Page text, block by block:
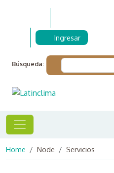
Skip to main content
Ingresar
Búsqueda:
Breadcrumb
Home Node Servicios